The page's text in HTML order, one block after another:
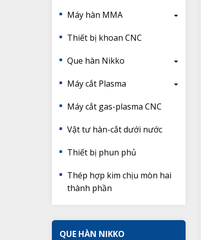
Máy hàn MMA
Thiết bị khoan CNC
Que hàn Nikko
Máy cắt Plasma
Máy cắt gas-plasma CNC
Vật tư hàn-cắt dưới nước
Thiết bị phun phủ
Thép hợp kim chịu mòn hai
thành phần
QUE HÀN NIKKO